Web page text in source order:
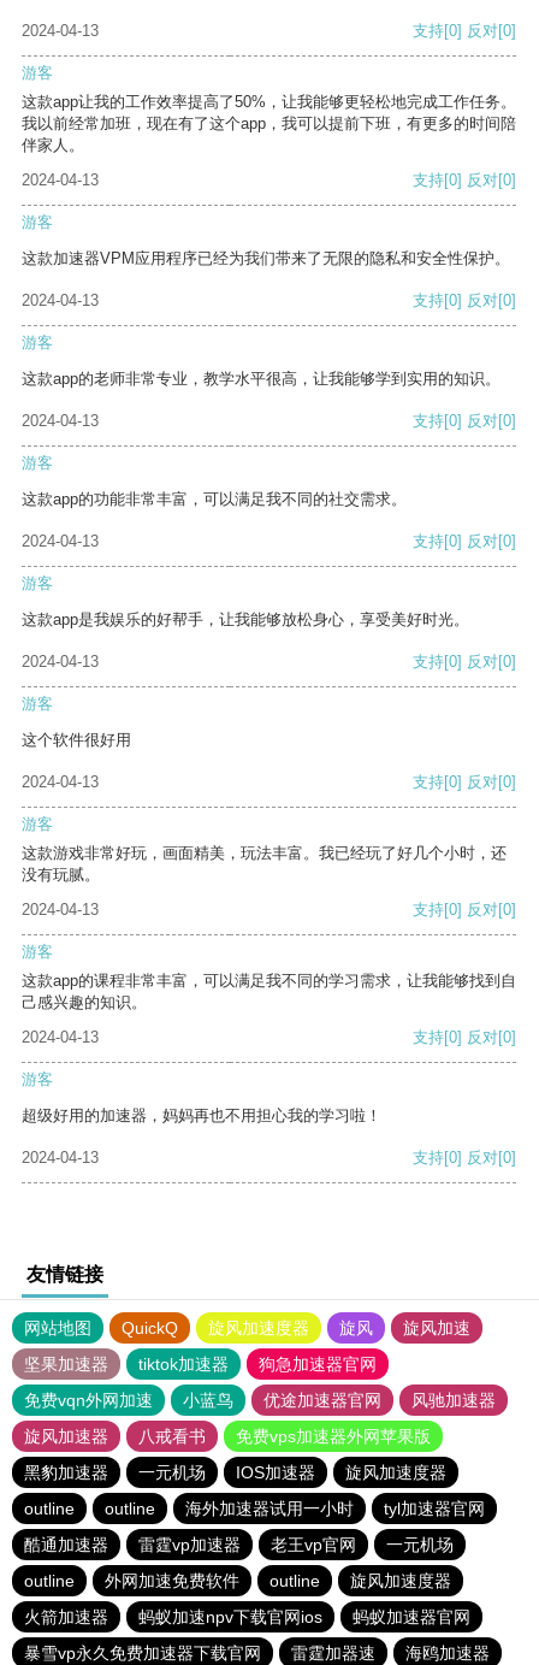
2024-04-13 支持[0] 反对[0]
游客
这款app让我的工作效率提高了50%，让我能够更轻松地完成工作任务。
我以前经常加班，现在有了这个app，我可以提前下班，有更多的时间陪
伴家人。
2024-04-13
支持[0] 反对[0]
游客
这款加速器VPM应用程序已经为我们带来了无限的隐私和安全性保护。
2024-04-13 支持[0] 反对[0]
游客
这款app的老师非常专业，教学水平很高，让我能够学到实用的知识。
2024-04-13 支持[0] 反对[0]
游客
这款app的功能非常丰富，可以满足我不同的社交需求。
2024-04-13 支持[0] 反对[0]
游客
这款app是我娱乐的好帮手，让我能够放松身心，享受美好时光。
2024-04-13 支持[0] 反对[0]
游客
这个软件很好用
2024-04-13 支持[0] 反对[0]
游客
这款游戏非常好玩，画面精美，玩法丰富。我已经玩了好几个小时，还
没有玩腻。
2024-04-13
支持[0] 反对[0]
游客
这款app的课程非常丰富，可以满足我不同的学习需求，让我能够找到自
己感兴趣的知识。
2024-04-13
支持[0] 反对[0]
游客
超级好用的加速器，妈妈再也不用担心我的学习啦！
2024-04-13 支持[0] 反对[0]
友情链接
网站地图 QuickQ 旋风加速度器 旋风
旋风加速
坚果加速器
tiktok加速器
狗急加速器官网
免费vqn外网加速
小蓝鸟 优途加速器官网
风驰加速器
旋风加速器
八戒看书
免费vps加速器外网苹果版
黑豹加速器
一元机场 IOS加速器
旋风加速度器
outline
outline 海外加速器试用一小时
tyl加速器官网
酷通加速器
雷霆vp加速器 老王vp官网
一元机场
outline
外网加速免费软件 outline
旋风加速度器
火箭加速器
蚂蚁加速npv下载官网ios
蚂蚁加速器官网
暴雪vp永久免费加速器下载官网
雷霆加器速 海鸥加速器